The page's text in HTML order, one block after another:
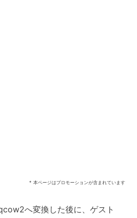
* 本ページはプロモーションが含まれています
へ変換した後に、ゲスト